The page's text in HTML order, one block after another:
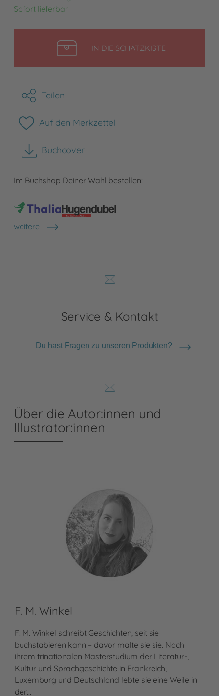
Sofort lieferbar
IN DIE SCHATZKISTELEGEN
Teilen
Auf den Merkzettel
Buchcover
herunterladen
Im Buchshop Deiner Wahl bestellen:
weitere
Shops anzeigen
Service & Kontakt
Du hast Fragen zu unseren Produkten?
Über die Autor:innen und
Illustrator:innen
F. M. Winkel
F. M. Winkel schreibt Geschichten, seit sie
buchstabieren kann – davor malte sie sie. Nach
ihrem trinationalen Masterstudium der Literatur-,
Kultur und Sprachgeschichte in Frankreich,
Luxemburg und Deutschland lebte sie eine Weile in
der…